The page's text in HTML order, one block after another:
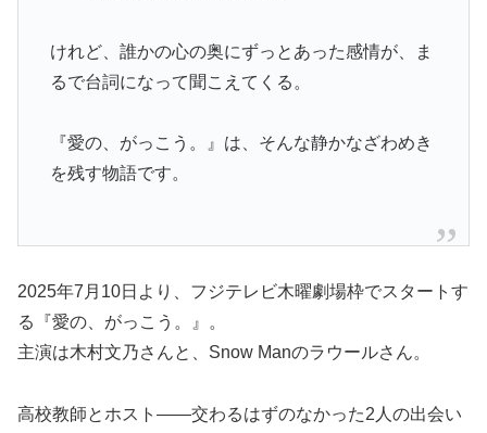
けれど、誰かの心の奥にずっとあった感情が、ま
るで台詞になって聞こえてくる。
『愛の、がっこう。』は、そんな静かなざわめき
を残す物語です。
2025年7月10日より、フジテレビ木曜劇場枠でスタートす
る『愛の、がっこう。』。
主演は木村文乃さんと、Snow Manのラウールさん。
高校教師とホスト——交わるはずのなかった2人の出会い